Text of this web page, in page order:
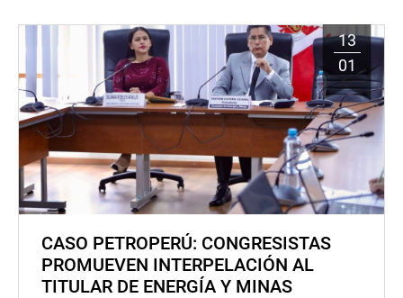
13
01
CASO PETROPERÚ: CONGRESISTAS
PROMUEVEN INTERPELACIÓN AL
TITULAR DE ENERGÍA Y MINAS